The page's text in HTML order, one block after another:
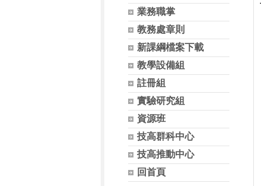
業務職掌
教務處章則
新課綱檔案下載
教學設備組
註冊組
實驗研究組
資源班
技高群科中心
技高推動中心
回首頁